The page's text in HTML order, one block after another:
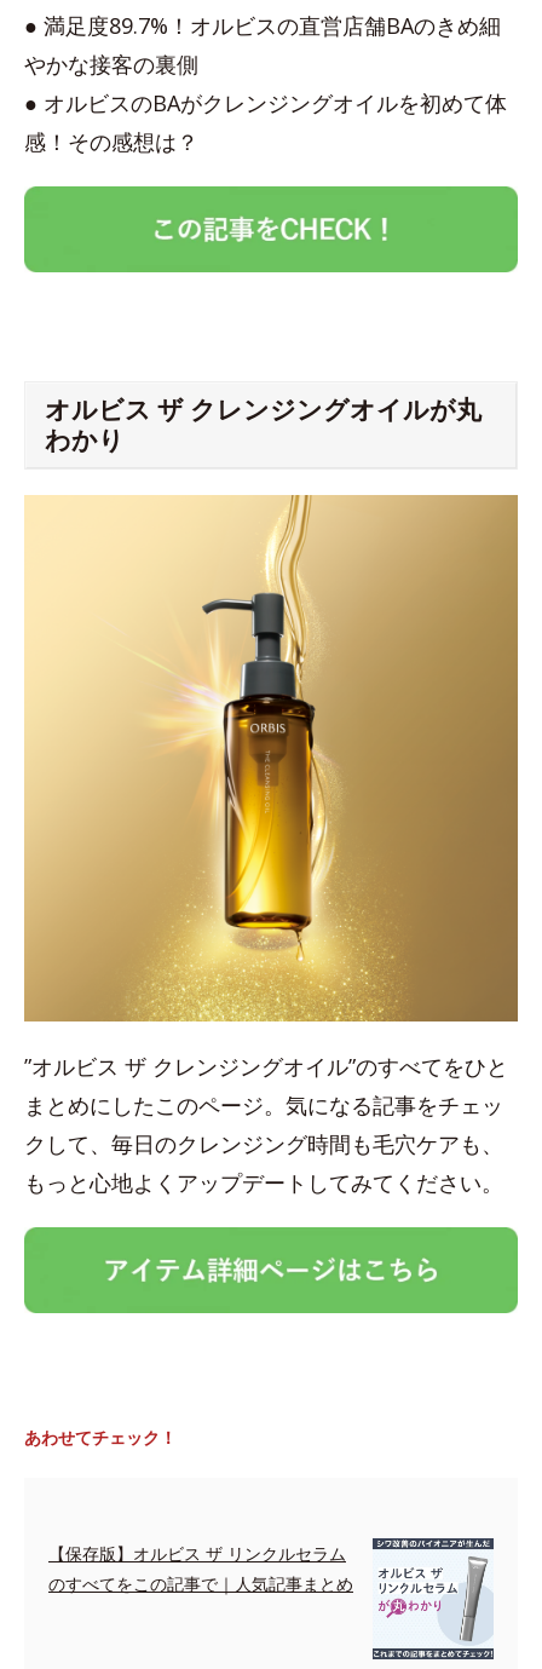
● 満足度89.7%！オルビスの直営店舗BAのきめ細
やかな接客の裏側
● オルビスのBAがクレンジングオイルを初めて体
感！その感想は？
オルビス ザ クレンジングオイルが丸
わかり
”オルビス ザ クレンジングオイル”のすべてをひと
まとめにしたこのページ。気になる記事をチェッ
クして、毎日のクレンジング時間も毛穴ケアも、
もっと心地よくアップデートしてみてください。
あわせてチェック！
【保存版】オルビス ザ リンクルセラム
のすべてをこの記事で｜人気記事まとめ